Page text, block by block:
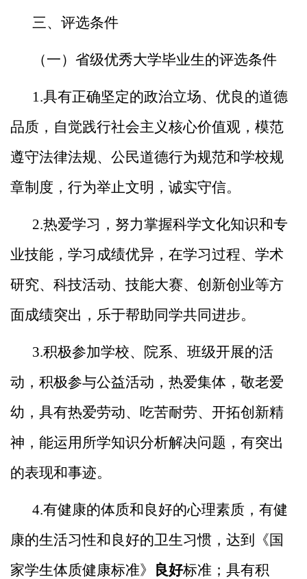
三、评选条件
（一）省级优秀大学毕业生的评选条件
1.具有正确坚定的政治立场、优良的道德
品质，自觉践行社会主义核心价值观，模范
遵守法律法规、公民道德行为规范和学校规
章制度，行为举止文明，诚实守信。
2.热爱学习，努力掌握科学文化知识和专
业技能，学习成绩优异，在学习过程、学术
研究、科技活动、技能大赛、创新创业等方
面成绩突出，乐于帮助同学共同进步。
3.积极参加学校、院系、班级开展的活
动，积极参与公益活动，热爱集体，敬老爱
幼，具有热爱劳动、吃苦耐劳、开拓创新精
神，能运用所学知识分析解决问题，有突出
的表现和事迹。
4.有健康的体质和良好的心理素质，有健
康的生活习性和 良好的卫生习惯，达到《国
家学生体质健康标准》
良好标准； 具有积